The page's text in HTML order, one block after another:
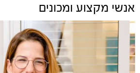
אנשי מקצוע ומכונים